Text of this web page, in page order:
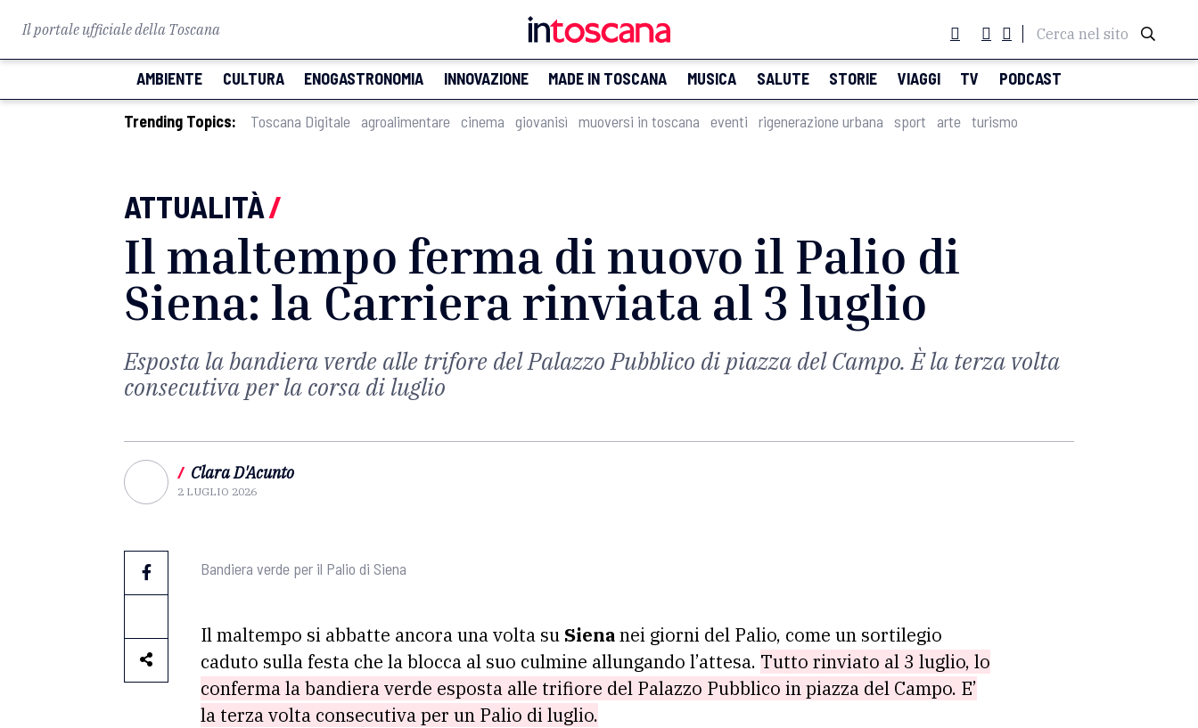
Il portale ufficiale della Toscana Cerca nel sito
AMBIENTE CULTURA ENOGASTRONOMIA INNOVAZIONE MADE IN TOSCANA MUSICA SALUTE STORIE VIAGGI TV PODCAST
Trending Topics: Toscana Digitale agroalimentare cinema giovanisì muoversi in toscana eventi rigenerazione urbana sport arte turismo
ATTUALITÀ/
Il maltempo ferma di nuovo il Palio di
Siena: la Carriera rinviata al 3 luglio
Esposta la bandiera verde alle trifore del Palazzo Pubblico di piazza del Campo. È la terza volta
consecutiva per la corsa di luglio
/ Clara D'Acunto
2 LUGLIO 2026
Bandiera verde per il Palio di Siena
Il maltempo si abbatte ancora una volta su Sienanei giorni del Palio, come un sortilegio
caduto sulla festa che la blocca al suo culmine allungando l’attesa. Tutto rinviato al 3 luglio, lo
conferma la bandiera verde esposta alle trifiore del Palazzo Pubblico in piazza del Campo. E’
la terza volta consecutiva per un Palio di luglio.